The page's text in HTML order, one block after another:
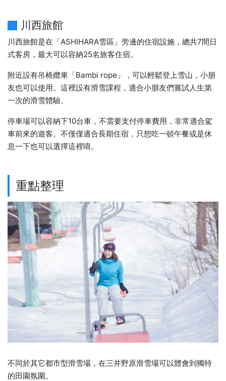
川西旅館
川西旅館是在「ASHIHARA雪區」旁邊的住宿設施，總共7間日
式客房，最大可以容納25名旅客住宿。
附近設有吊椅纜車「Bambi rope」，可以輕鬆登上雪山，小朋
友也可以使用。這裡設有滑雪課程，適合小朋友們嘗試人生第
一次的滑雪體驗。
停車場可以容納下10台車，不需要支付停車費用，非常適合駕
車前來的遊客。不僅僅適合長期住宿，只想吃一頓午餐或是休
息一下也可以選擇這裡唷。
重點整理
不同於其它都市型滑雪場，在三井野原滑雪場可以體會到獨特
的田園氛圍。